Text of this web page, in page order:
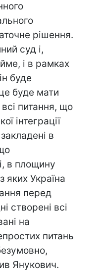
рішення.
суд і,
і в рамках
буде
буде мати
питання, що
інтеграції
в
в площину
яких Україна
перед
створені всі
на
питань
Янукович.